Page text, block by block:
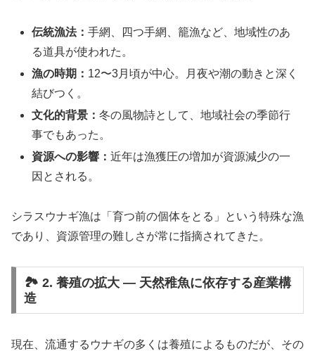
伝統漁法：手網、四つ手網、籠漁など、地域性のあ
る道具が使われた。
漁の時期： 12〜3月頃が中心。月夜や潮の動きと深く
結びつく。
文化的背景：冬の風物詩として、地域社会の季節行
事でもあった。
資源への影響：近年は漁獲圧の増加が資源減少の一
因とされる。
シラスウナギ漁は「育つ前の個体をとる」という特殊な漁
であり、資源管理の難しさが常に指摘されてきた。
🏞️ 2. 養殖の拡大 ― 天然稚魚に依存する産業構
造
現在、流通するウナギの多くは養殖によるものだが、その